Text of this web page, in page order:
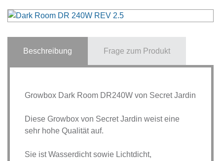
Beschreibung Frage zum Produkt
Growbox Dark Room DR240W von Secret Jardin
Diese Growbox von Secret Jardin weist eine
sehr hohe Qualität auf.
Sie ist Wasserdicht sowie Lichtdicht,